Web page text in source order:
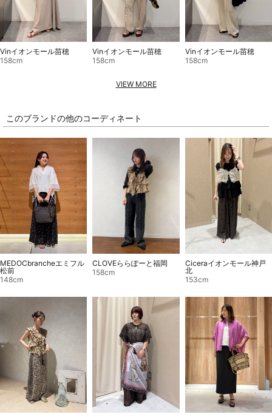
Vinイオンモール苗穂
158cm
Vinイオンモール苗穂
158cm
Vinイオンモール苗穂
158cm
VIEW MORE
このブランドの他のコーディネート
MEDOCbrancheエミフル
松前
148cm
CLOVEららぽーと福岡
158cm
Ciceraイオンモール神戸
北
153cm